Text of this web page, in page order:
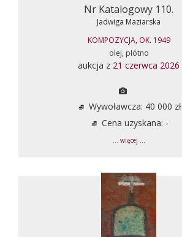
Nr Katalogowy 110.
Jadwiga Maziarska
KOMPOZYCJA, OK. 1949
olej, płótno
aukcja z 21 czerwca 2026
Wywoławcza: 40 000 zł
Cena uzyskana: -
... więcej ...